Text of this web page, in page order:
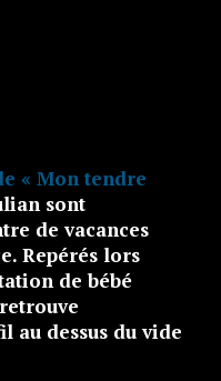
« Mon tendre
sont
de vacances
Repérés lors
de bébé
au dessus du vide